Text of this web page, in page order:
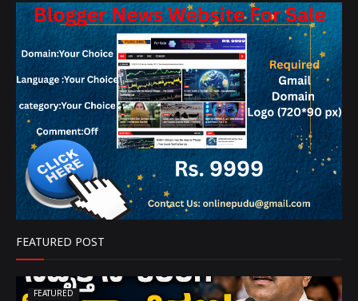
FEATURED POST
FEATURED